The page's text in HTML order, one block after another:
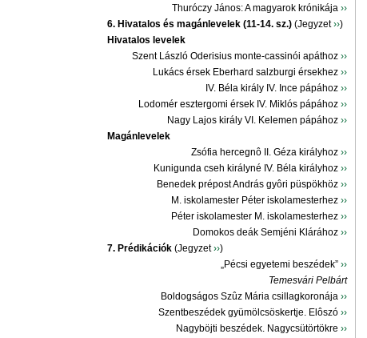
Thuróczy János: A magyarok krónikája››
6. Hivatalos és magánlevelek (11-14. sz.) (Jegyzet››)
Hivatalos levelek
Szent László Oderisius monte-cassinói apáthoz››
Lukács érsek Eberhard salzburgi érsekhez››
IV. Béla király IV. Ince pápához››
Lodomér esztergomi érsek IV. Miklós pápához››
Nagy Lajos király VI. Kelemen pápához››
Magánlevelek
Zsófia hercegnô II. Géza királyhoz››
Kunigunda cseh királyné IV. Béla királyhoz››
Benedek prépost András gyôri püspökhöz››
M. iskolamester Péter iskolamesterhez››
Péter iskolamester M. iskolamesterhez››
Domokos deák Semjéni Klárához››
7. Prédikációk(Jegyzet››)
„Pécsi egyetemi beszédek”››
Temesvári Pelbárt
Boldogságos Szûz Mária csillagkoronája››
Szentbeszédek gyümölcsöskertje. Elôszó››
Nagyböjti beszédek. Nagycsütörtökre››